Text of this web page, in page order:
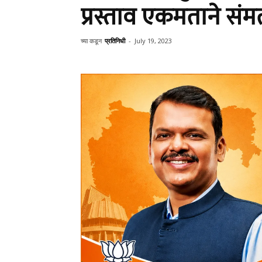
प्रस्ताव एकमताने
च्या कडून प्रतिनिधी - July 19, 2023